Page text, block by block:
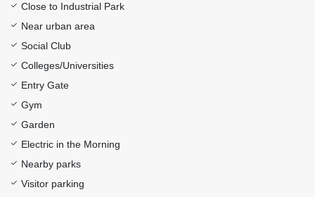
Close to Industrial Park
Near urban area
Social Club
Colleges/Universities
Entry Gate
Gym
Garden
Electric in the Morning
Nearby parks
Visitor parking